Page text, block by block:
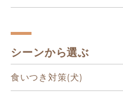
シーンから選ぶ
食いつき対策(犬)